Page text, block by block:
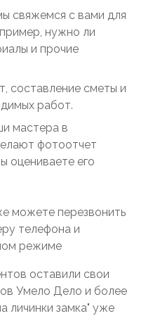
свяжемся с вами для
нужно ли
и прочие
составление сметы и
работ.
мастера в
фотоотчет
оцениваете его
можете перезвонить
телефона и
режиме
оставили свои
Умело Дело и более
личинки замка" уже